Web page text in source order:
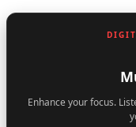
Enhance your focus.